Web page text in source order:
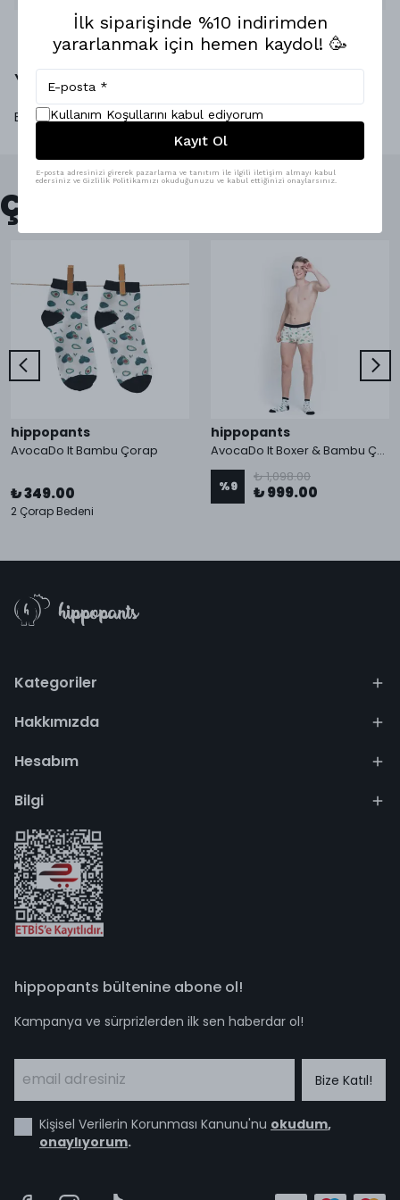
Yorumlar
Bu ürün için henüz yorum yapılmamış.
Çok Satanlar
hippopants
AvocaDo It Bambu Çorap
₺ 349.00
2 Çorap Bedeni
hippopants
AvocaDo It Boxer & Bambu Çorap
%9
₺ 1,098.00
₺ 999.00
Kategoriler
Hakkımızda
Hesabım
Bilgi
hippopants bültenine abone ol!
Kampanya ve sürprizlerden ilk sen haberdar ol!
Bize Katıl!
Kişisel Verilerin Korunması Kanunu'nu okudum,
onaylıyorum.
İlk siparişinde %10 indirimden
yararlanmak için hemen kaydol! 🥳
Kullanım Koşullarını kabul ediyorum
Kayıt Ol
E-posta adresinizi girerek pazarlama ve tanıtım ile ilgili iletişim almayı kabul
edersiniz ve Gizlilik Politikamızı okuduğunuzu ve kabul ettiğinizi onaylarsınız.